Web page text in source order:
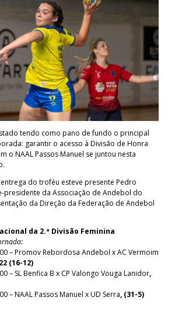
tendo como pano de fundo o principal
garantir o acesso à Divisão de Honra
o NAAL Passos Manuel se juntou nesta
do troféu esteve presente Pedro
presidente da Associação de Andebol do
da Direção da Federação de Andebol
da 2.ª Divisão Feminina
– Promov Rebordosa Andebol x AC Vermoim
(16-12)
– SL Benfica B x CP Valongo Vouga Lanidor,
– NAAL Passos Manuel x UD Serra, (31-5)